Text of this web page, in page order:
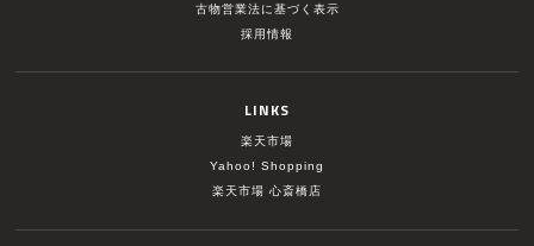
古物営業法に基づく表示
採用情報
LINKS
楽天市場
Yahoo! Shopping
楽天市場 心斎橋店